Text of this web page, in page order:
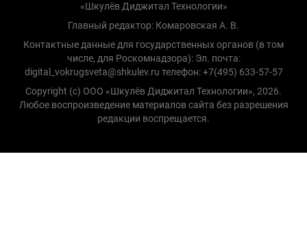
«Шкулёв Диджитал Технологии»
Главный редактор: Комаровская А. В.
Контактные данные для государственных органов (в том
числе, для Роскомнадзора): Эл. почта:
digital_vokrugsveta@shkulev.ru телефон: +7(495) 633-57-57
Copyright (с) ООО «Шкулёв Диджитал Технологии», 2026.
Любое воспроизведение материалов сайта без разрешения
редакции воспрещается.